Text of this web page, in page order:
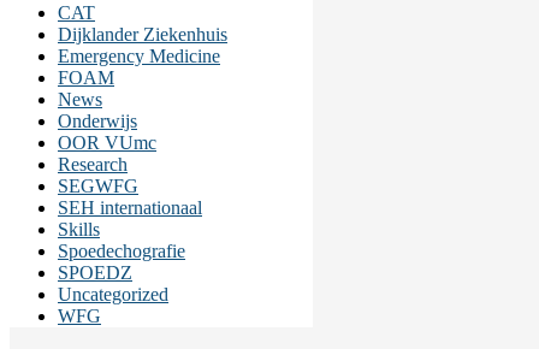
CAT
Dijklander Ziekenhuis
Emergency Medicine
FOAM
News
Onderwijs
OOR VUmc
Research
SEGWFG
SEH internationaal
Skills
Spoedechografie
SPOEDZ
Uncategorized
WFG